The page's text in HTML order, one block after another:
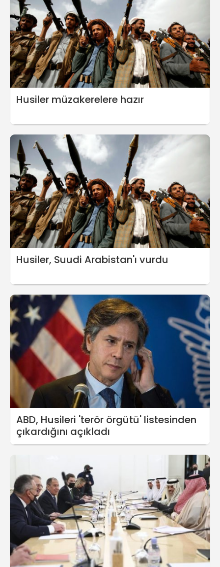
Husiler müzakerelere hazır
Husiler, Suudi Arabistan'ı vurdu
ABD, Husileri 'terör örgütü' listesinden
çıkardığını açıkladı